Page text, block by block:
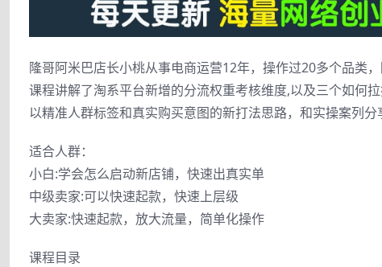
隆哥阿米巴店长小桃从事电商运营12年，操作过20多个品类
课程讲解了淘系平台新增的分流权重考核维度,以及三个如何
以精准人群标签和真实购买意图的新打法思路，和实操案列分
适合人群：
小白:学会怎么启动新店铺，快速出真实单
中级卖家:可以快速起款，快速上层级
大卖家:快速起款，放大流量，简单化操作
课程目录